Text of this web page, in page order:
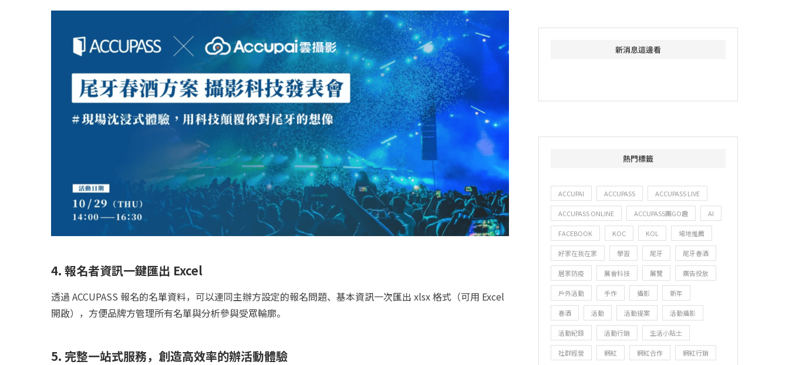
4. 報名者資訊一鍵匯出 Excel
透過 ACCUPASS 報名的名單資料，可以連同主辦方設定的報名問題、基本資訊一次匯出 xlsx 格式（可用 Excel
開啟），方便品牌方管理所有名單與分析參與受眾輪廓。
5. 完整一站式服務，創造高效率的辦活動體驗
新消息這邊看
熱門標籤
ACCUPAI ACCUPASS ACCUPASS LIVE
ACCUPASS ONLINE ACCUPASS團GO趣 AI
FACEBOOK KOC KOL 場地推薦
好家在我在家 學習 尾牙 尾牙春酒
居家防疫 展會科技 展覽 廣告投放
戶外活動 手作 攝影 新年
春酒 活動 活動提案 活動攝影
活動紀錄 活動行銷 生活小貼士
社群經營 網紅 網紅合作 網紅行銷